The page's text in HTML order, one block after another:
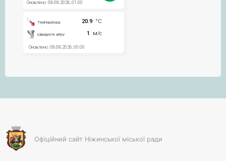
Офіційний сайт Ніжинської міської ради